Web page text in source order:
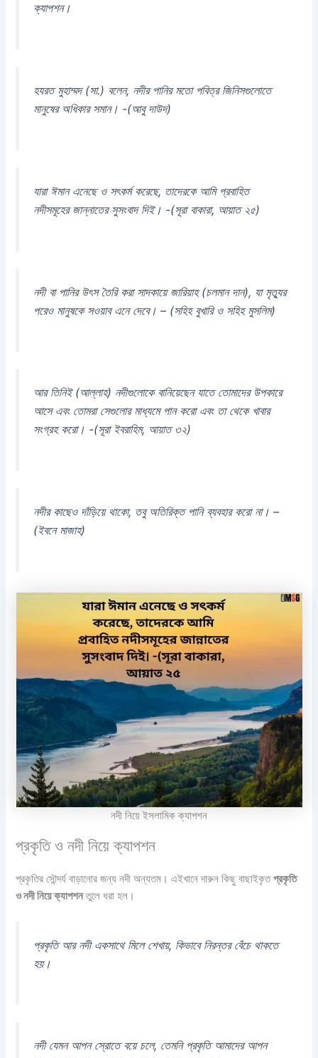
ক্যাপশন।
হযরত মুহাম্মদ (সা.) বলেন, নদীর পানির মতো পবিত্র জিনিসগুলোতে
মানুষের অধিকার সমান। -(আবু দাউদ)
যারা ঈমান এনেছে ও সৎকর্ম করেছে, তাদেরকে আমি প্রবাহিত
নদীসমূহের জান্নাতের সুসংবাদ দিই। -(সূরা বাকারা, আয়াত ২৫)
নদী বা পানির উৎস তৈরি করা সাদকায়ে জারিয়াহ (চলমান দান), যা মৃত্যুর
পরেও মানুষকে সওয়াব এনে দেবে। – (সহিহ বুখারি ও সহিহ মুসলিম)
আর তিনিই (আল্লাহ) নদীগুলোকে বানিয়েছেন যাতে তোমাদের উপকারে
আসে এবং তোমরা সেগুলোর মাধ্যমে পান করো এবং তা থেকে খাবার
সংগ্রহ করো। -(সূরা ইবরাহিম, আয়াত ৩২)
নদীর কাছেও দাঁড়িয়ে থাকো, তবু অতিরিক্ত পানি ব্যবহার করো না। –
(ইবনে মাজাহ)
নদী নিয়ে ইসলামিক ক্যাপশন
প্রকৃতি ও নদী নিয়ে ক্যাপশন
প্রকৃতির সৌন্দর্য বাড়ানোর জন্য নদী অন্যতম। এইখানে দারুন কিছু বাছাইকৃতপ্রকৃতি
ও নদী নিয়ে ক্যাপশনতুলে ধরা হল।
প্রকৃতি আর নদী একসাথে মিলে শেখায়, কিভাবে নিরন্তর বেঁচে থাকতে
হয়।
নদী যেমন আপন স্রোতে বয়ে চলে, তেমনি প্রকৃতি আমাদের আপন